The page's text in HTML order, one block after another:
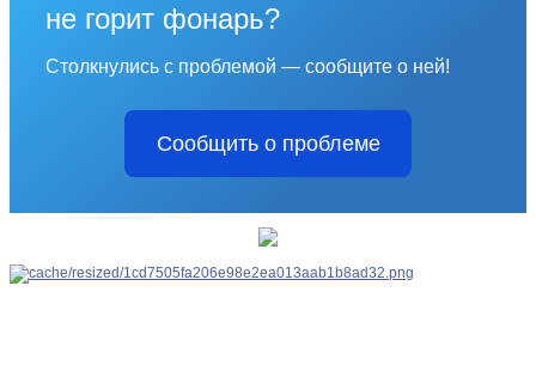
не горит фонарь?
Столкнулись с проблемой — сообщите о ней!
Сообщить о проблеме